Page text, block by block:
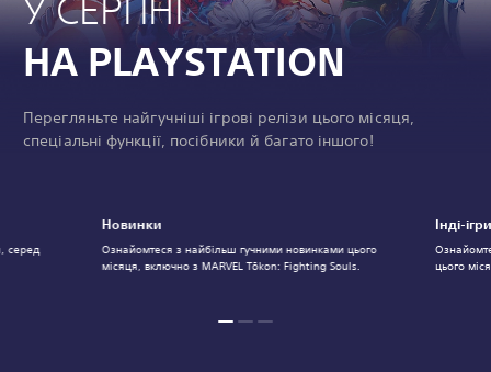
У СЕРПНІ
НА PLAYSTATION
Перегляньте найгучніші ігрові релізи цього місяця,
спеціальні функції, посібники й багато іншого!
Новинки
Ознайомтеся з найбільш гучними новинками цього
місяця, включно з MARVEL Tōkon: Fighting Souls.
Інді-
цього
серед